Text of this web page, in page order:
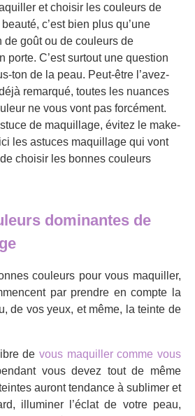
et choisir les couleurs de
c’est bien plus qu’une
de goût ou de couleurs de
porte. C’est surtout une question
ton de la peau. Peut-être l’avez-
remarqué, toutes les nuances
ne vous vont pas forcément.
de maquillage, évitez le make-
les astuces maquillage qui vont
choisir les bonnes couleurs
dominantes de
couleurs pour vous maquiller,
par prendre en compte la
de vos yeux, et même, la teinte de
de vous maquiller comme vous
vous devez tout de même
auront tendance à sublimer et
illuminer l’éclat de votre peau,